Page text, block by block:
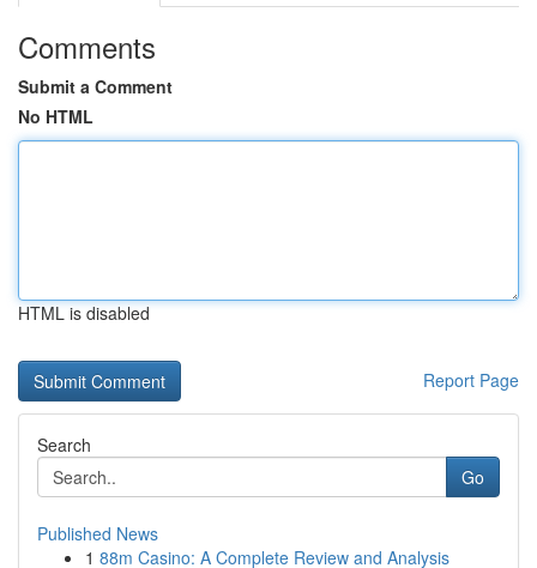
Comments
Submit a Comment
No HTML
HTML is disabled
Report Page
Search
Go
Published News
1 88m Casino: A Complete Review and Analysis